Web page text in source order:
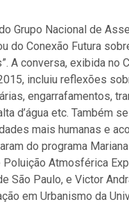
Grupo Nacional de
do Conexão Futura
A conversa, exibida no
incluiu reflexões
engarrafamentos,
d’água etc. Também
mais humanas e
do programa
Poluição Atmosférica
São Paulo, e Victor
em Urbanismo da